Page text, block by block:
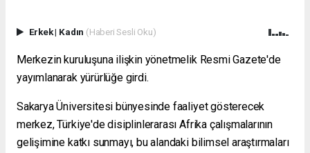
Erkek| Kadın (Haberi Sesli Oku)
Merkezin kuruluşuna ilişkin yönetmelik Resmi Gazete'de
yayımlanarak yürürlüğe girdi.
Sakarya Üniversitesi bünyesinde faaliyet gösterecek
merkez, Türkiye'de disiplinlerarası Afrika çalışmalarının
gelişimine katkı sunmayı, bu alandaki bilimsel araştırmaları